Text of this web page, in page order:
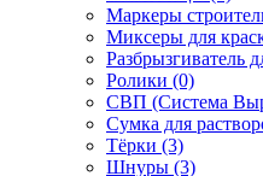
Маркеры
Миксеры для
Разбрызгиватель
Ролики (0)
СВП (Система
Сумка для
Тёрки (3)
Шнуры (3)